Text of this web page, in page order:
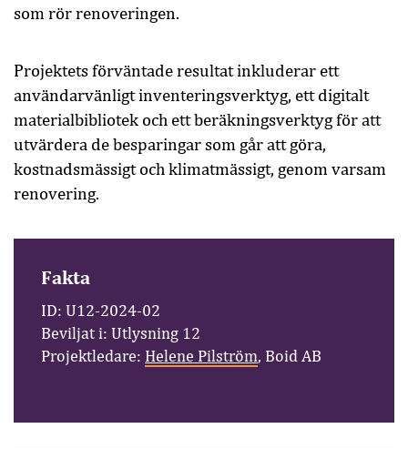
som rör renoveringen.
Projektets förväntade resultat inkluderar ett
användarvänligt inventeringsverktyg, ett digitalt
materialbibliotek och ett beräkningsverktyg för att
utvärdera de besparingar som går att göra,
kostnadsmässigt och klimatmässigt, genom varsam
renovering.
Fakta
ID: U12-2024-02
Beviljat i: Utlysning 12
Projektledare: Helene Pilström, Boid AB